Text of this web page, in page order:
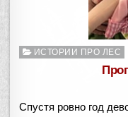
Опубликовано
ИСТОРИИ ПРО ЛЕС
Спустя ровно год